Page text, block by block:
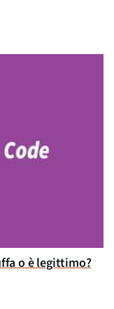
o è legittimo?